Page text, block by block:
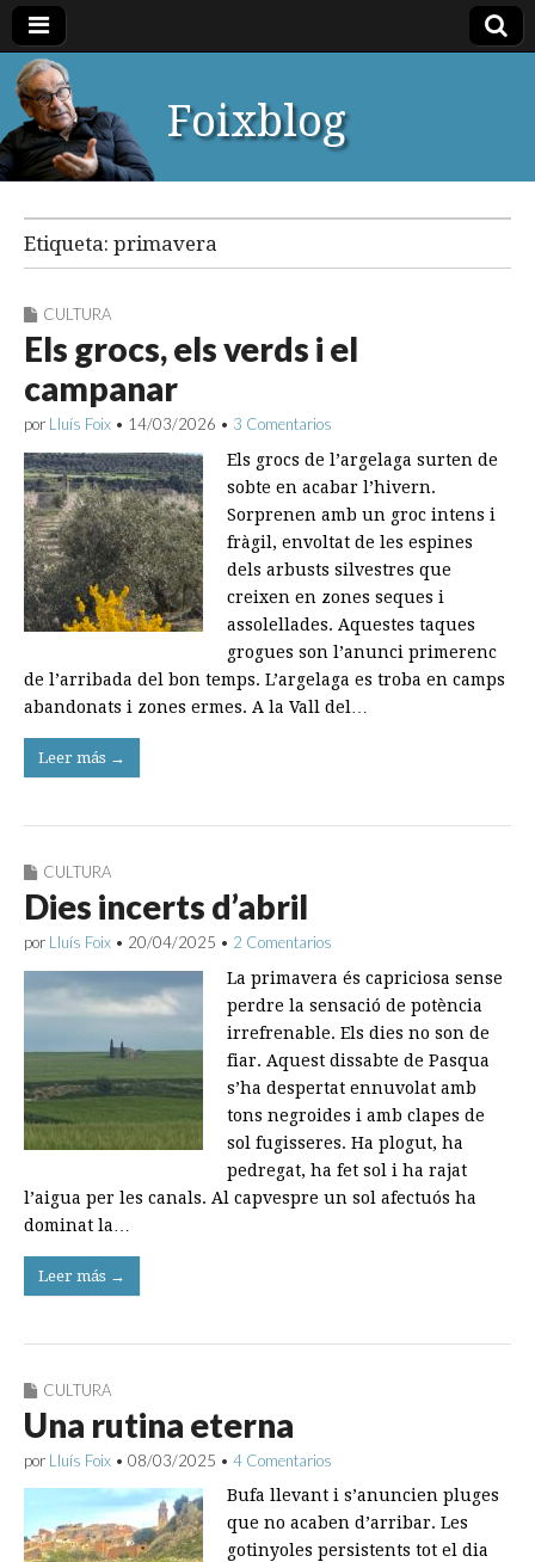
Foixblog
Etiqueta: primavera
CULTURA
Els grocs, els verds i el
campanar
por Lluís Foix • 14/03/2026 • 3 Comentarios
Els grocs de l’argelaga surten de
sobte en acabar l’hivern.
Sorprenen amb un groc intens i
fràgil, envoltat de les espines
dels arbusts silvestres que
creixen en zones seques i
assolellades. Aquestes taques
grogues son l’anunci primerenc
de l’arribada del bon temps. L’argelaga es troba en camps
abandonats i zones ermes. A la Vall del…
Leer más →
CULTURA
Dies incerts d’abril
por Lluís Foix • 20/04/2025 • 2 Comentarios
La primavera és capriciosa sense
perdre la sensació de potència
irrefrenable. Els dies no son de
fiar. Aquest dissabte de Pasqua
s’ha despertat ennuvolat amb
tons negroides i amb clapes de
sol fugisseres. Ha plogut, ha
pedregat, ha fet sol i ha rajat
l’aigua per les canals. Al capvespre un sol afectuós ha
dominat la…
Leer más →
CULTURA
Una rutina eterna
por Lluís Foix • 08/03/2025 • 4 Comentarios
Bufa llevant i s’anuncien pluges
que no acaben d’arribar. Les
gotinyoles persistents tot el dia